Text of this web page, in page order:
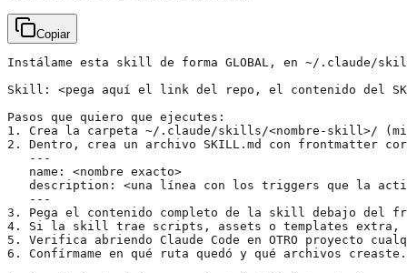
Copiar
Instálame esta skill de forma GLOBAL, en ~/.claude/
Skill: <pega aquí el link del repo, el contenido del
Pasos que quiero que ejecutes:
1. Crea la carpeta ~/.claude/skills/<nombre-skill>/
2. Dentro, crea un archivo SKILL.md con frontmatter
   ---
   name: <nombre exacto>
description: <una línea con los triggers que la
   ---
3. Pega el contenido completo de la skill debajo del
4. Si la skill trae scripts, assets o templates extra,
5. Verifica abriendo Claude Code en OTRO
6. Confírmame en qué ruta quedó y qué archivos creaste.